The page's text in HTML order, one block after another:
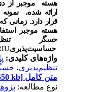
هسته موجبر از
ارائه شده، نمونه
قرار دارد. زمانی
هسته موجبر
حسگر
حساسیت‌پذیری RIU
واژه‌های کلیدی:
تنظیم‌پذیری،حسگر
متن کامل[PDF 550 kb]
نوع مطالعه: